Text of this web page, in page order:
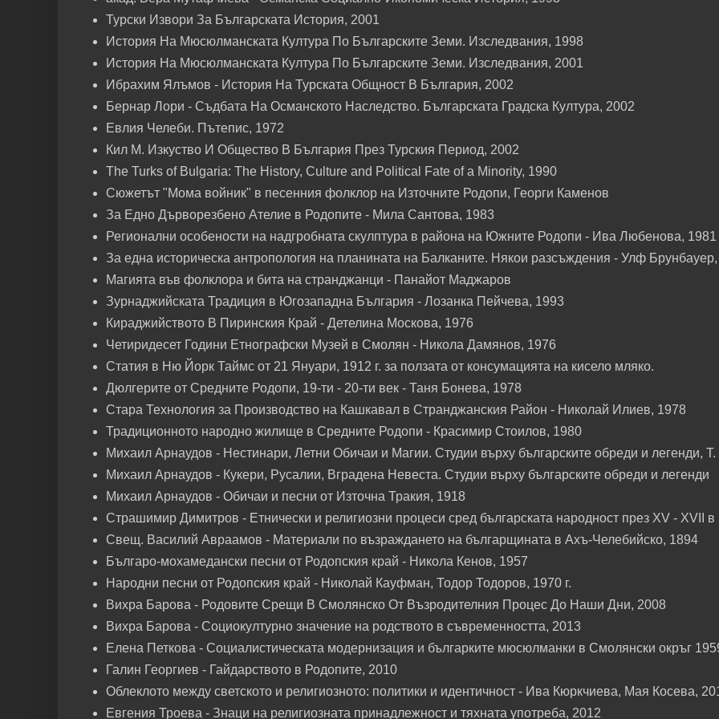
Турски Извори За Българската История, 2001
История На Мюсюлманската Култура По Българските Земи. Изследвания, 1998
История На Мюсюлманската Култура По Българските Земи. Изследвания, 2001
Ибрахим Ялъмов - История На Турската Общност В България, 2002
Бернар Лори - Съдбата На Османското Наследство. Българската Градска Култура, 2002
Евлия Челеби. Пътепис, 1972
Кил М. Изкуство И Общество В България През Турския Период, 2002
The Turks of Bulgaria: The History, Culture and Political Fate of a Minority, 1990
Сюжетът "Мома войник" в песенния фолклор на Източните Родопи, Георги Каменов
За Едно Дърворезбено Ателие в Родопите - Мила Сантова, 1983
Регионални особености на надгробната скулптура в района на Южните Родопи - Ива Любенова, 1981
За една историческа антропология на планината на Балканите. Някои разсъждения - Улф
Магията във фолклора и бита на странджанци - Панайот Маджаров
Зурнаджийската Традиция в Югозападна България - Лозанка Пейчева, 1993
Кираджийството В Пиринския Край - Детелина Москова, 1976
Четиридесет Години Етнографски Музей в Смолян - Никола Дамянов, 1976
Статия в Ню Йорк Таймс от 21 Януари, 1912 г. за ползата от консумацията на кисело мляко.
Дюлгерите от Средните Родопи, 19-ти - 20-ти век - Таня Бонева, 1978
Стара Технология за Производство на Кашкавал в Странджанския Район - Николай Илиев, 1978
Традиционното народно жилище в Средните Родопи - Красимир Стоилов, 1980
Михаил Арнаудов - Нестинари, Летни Обичаи и Магии. Студии върху българските обреди и легенди, Т.
Михаил Арнаудов - Кукери, Русалии, Вградена Невеста. Студии върху българските обреди и легенди
Михаил Арнаудов - Обичаи и песни от Източна Тракия, 1918
Страшимир Димитров - Етнически и религиозни процеси сред българската народност през XV - XVII в
Свещ. Василий Авраамов - Материали по възраждането на българщината в Ахъ-Челебийско, 1894
Българо-мохамедански песни от Родопския край - Никола Кенов, 1957
Народни песни от Родопския край - Николай Кауфман, Тодор Тодоров, 1970 г.
Вихра Барова - Родовите Срещи В Смолянско От Възродителния Процес До Наши Дни, 2008
Вихра Барова - Социокултурно значение на родството в съвременността, 2013
Елена Петкова - Социалистическата модернизация и българките мюсюлманки в Смолянски окръг
Галин Георгиев - Гайдарството в Родопите, 2010
Облеклото между светското и религиозното: политики и идентичност - Ива Кюркчиева, Мая Косева,
Евгения Троева - Знаци на религиозната принадлежност и тяхната употреба, 2012